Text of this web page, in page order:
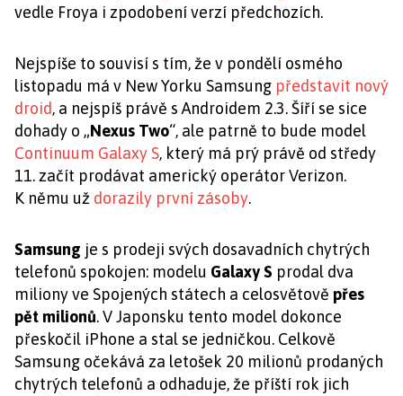
vedle Froya i zpodobení verzí předchozích.
Nejspíše to souvisí s tím, že v pondělí osmého
listopadu má v New Yorku Samsung představit nový
droid, a nejspíš právě s Androidem 2.3. Šíří se sice
dohady o „Nexus Two“, ale patrně to bude model
Continuum Galaxy S, který má prý právě od středy
11. začít prodávat americký operátor Verizon.
K němu už dorazily první zásoby.
Samsung je s prodeji svých dosavadních chytrých
telefonů spokojen: modelu Galaxy S prodal dva
miliony ve Spojených státech a celosvětově přes
pět milionů. V Japonsku tento model dokonce
přeskočil iPhone a stal se jedničkou. Celkově
Samsung očekává za letošek 20 milionů prodaných
chytrých telefonů a odhaduje, že příští rok jich